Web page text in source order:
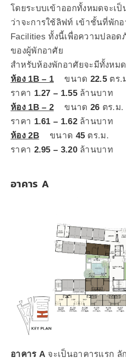
โดยระบบเข้าออกทั้งหมดจะเ
ว่าจะการใช้ลิฟท์ เข้าชั้นที่พัก
Facilities ทั้งนี้เพื่อความปลอ
ของผู้พักอาศัย
สำหรับห้องพักอาศัยจะมีทั้งหม
ห้อง 1B – 1
ขนาด 22.5ต
ราคา 1.27 – 1.55ล้านบาท
ห้อง 1B – 2
ขนาด 26 ต
ราคา 1.61 – 1.62ล้านบาท
ห้อง 2B
ขนาด 45 ตร.
ราคา 2.95 – 3.20ล้านบาท
อาคาร A
อาคาร A จะเป็นอาคารแรก